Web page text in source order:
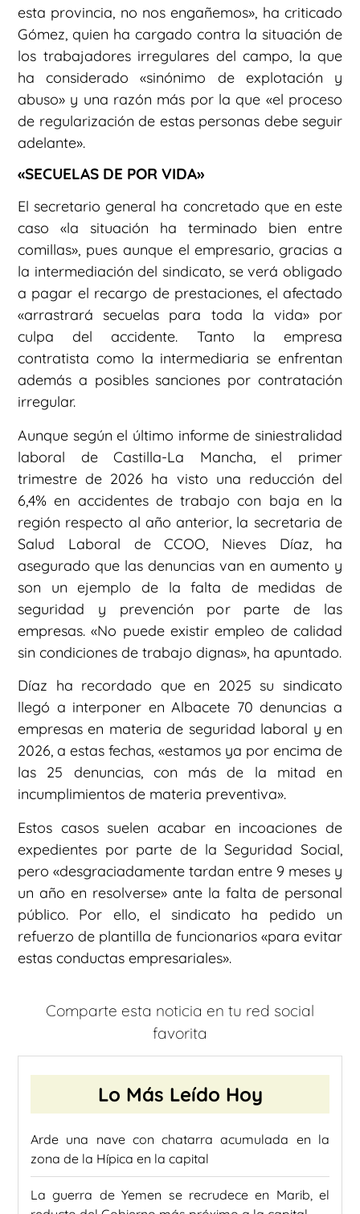
esta provincia, no nos engañemos», ha criticado
Gómez, quien ha cargado contra la situación de
los trabajadores irregulares del campo, la que
ha considerado «sinónimo de explotación y
abuso» y una razón más por la que «el proceso
de regularización de estas personas debe seguir
adelante».
«SECUELAS DE POR VIDA»
El secretario general ha concretado que en este
caso «la situación ha terminado bien entre
comillas», pues aunque el empresario, gracias a
la intermediación del sindicato, se verá obligado
a pagar el recargo de prestaciones, el afectado
«arrastrará secuelas para toda la vida» por
culpa del accidente. Tanto la empresa
contratista como la intermediaria se enfrentan
además a posibles sanciones por contratación
irregular.
Aunque según el último informe de siniestralidad
laboral de Castilla-La Mancha, el primer
trimestre de 2026 ha visto una reducción del
6,4% en accidentes de trabajo con baja en la
región respecto al año anterior, la secretaria de
Salud Laboral de CCOO, Nieves Díaz, ha
asegurado que las denuncias van en aumento y
son un ejemplo de la falta de medidas de
seguridad y prevención por parte de las
empresas. «No puede existir empleo de calidad
sin condiciones de trabajo dignas», ha apuntado.
Díaz ha recordado que en 2025 su sindicato
llegó a interponer en Albacete 70 denuncias a
empresas en materia de seguridad laboral y en
2026, a estas fechas, «estamos ya por encima de
las 25 denuncias, con más de la mitad en
incumplimientos de materia preventiva».
Estos casos suelen acabar en incoaciones de
expedientes por parte de la Seguridad Social,
pero «desgraciadamente tardan entre 9 meses y
un año en resolverse» ante la falta de personal
público. Por ello, el sindicato ha pedido un
refuerzo de plantilla de funcionarios «para evitar
estas conductas empresariales».
Comparte esta noticia en tu red social
favorita
Lo Más Leído Hoy
Arde una nave con chatarra acumulada en la
zona de la Hípica en la capital
La guerra de Yemen se recrudece en Marib, el